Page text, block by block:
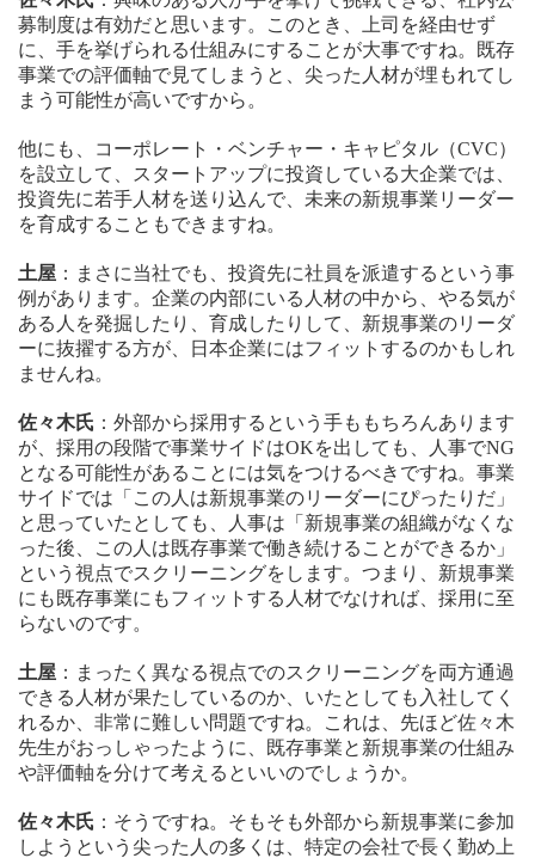
募制度は有効だと思います。このとき、上司を経由せず
に、手を挙げられる仕組みにすることが大事ですね。既存
事業での評価軸で見てしまうと、尖った人材が埋もれてし
まう可能性が高いですから。
他にも、コーポレート・ベンチャー・キャピタル（CVC）
を設立して、スタートアップに投資している大企業では、
投資先に若手人材を送り込んで、未来の新規事業リーダー
を育成することもできますね。
土屋 ：まさに当社でも、投資先に社員を派遣するという事
例があります。企業の内部にいる人材の中から、やる気が
ある人を発掘したり、育成したりして、新規事業のリーダ
ーに抜擢する方が、日本企業にはフィットするのかもしれ
ませんね。
佐々木氏 ：外部から採用するという手ももちろんあります
が、採用の段階で事業サイドはOKを出しても、人事でNG
となる可能性があることには気をつけるべきですね。事業
サイドでは「この人は新規事業のリーダーにぴったりだ」
と思っていたとしても、人事は「新規事業の組織がなくな
った後、この人は既存事業で働き続けることができるか」
という視点でスクリーニングをします。つまり、新規事業
にも既存事業にもフィットする人材でなければ、採用に至
らないのです。
土屋 ：まったく異なる視点でのスクリーニングを両方通過
できる人材が果たしているのか、いたとしても入社してく
れるか、非常に難しい問題ですね。これは、先ほど佐々木
先生がおっしゃったように、既存事業と新規事業の仕組み
や評価軸を分けて考えるといいのでしょうか。
佐々木氏 ：そうですね。そもそも外部から新規事業に参加
しようという尖った人の多くは、特定の会社で長く勤め上